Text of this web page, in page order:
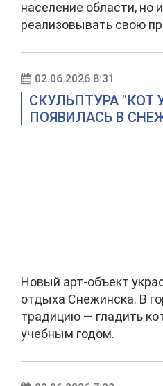
население области, но
реализовывать свою
02.06.2026 8:31
СКУЛЬПТУРА "КОТ
ПОЯВИЛАСЬ В
Новый арт-объект
отдыха Снежинска. В
традицию — гладить
учебным годом.